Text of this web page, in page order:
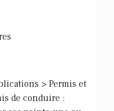
> Permis et
de conduire :